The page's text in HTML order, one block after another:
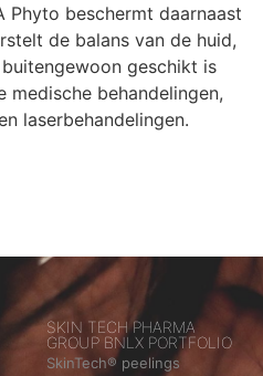
Phyto beschermt daarnaast
de balans van de huid,
geschikt is
medische behandelingen,
laserbehandelingen.
SKIN TECH PHARMA
GROUP BNLX PORTFOLIO
SkinTech® peelings